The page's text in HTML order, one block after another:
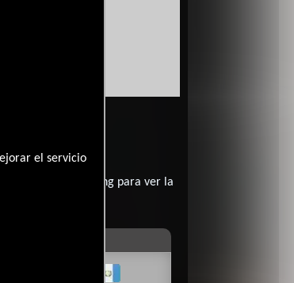
el servicio
servicio de streming para ver la